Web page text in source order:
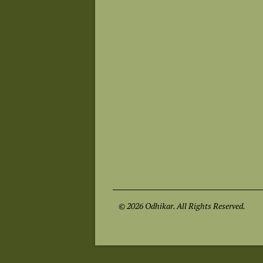
© 2026 Odhikar. All Rights Reserved.